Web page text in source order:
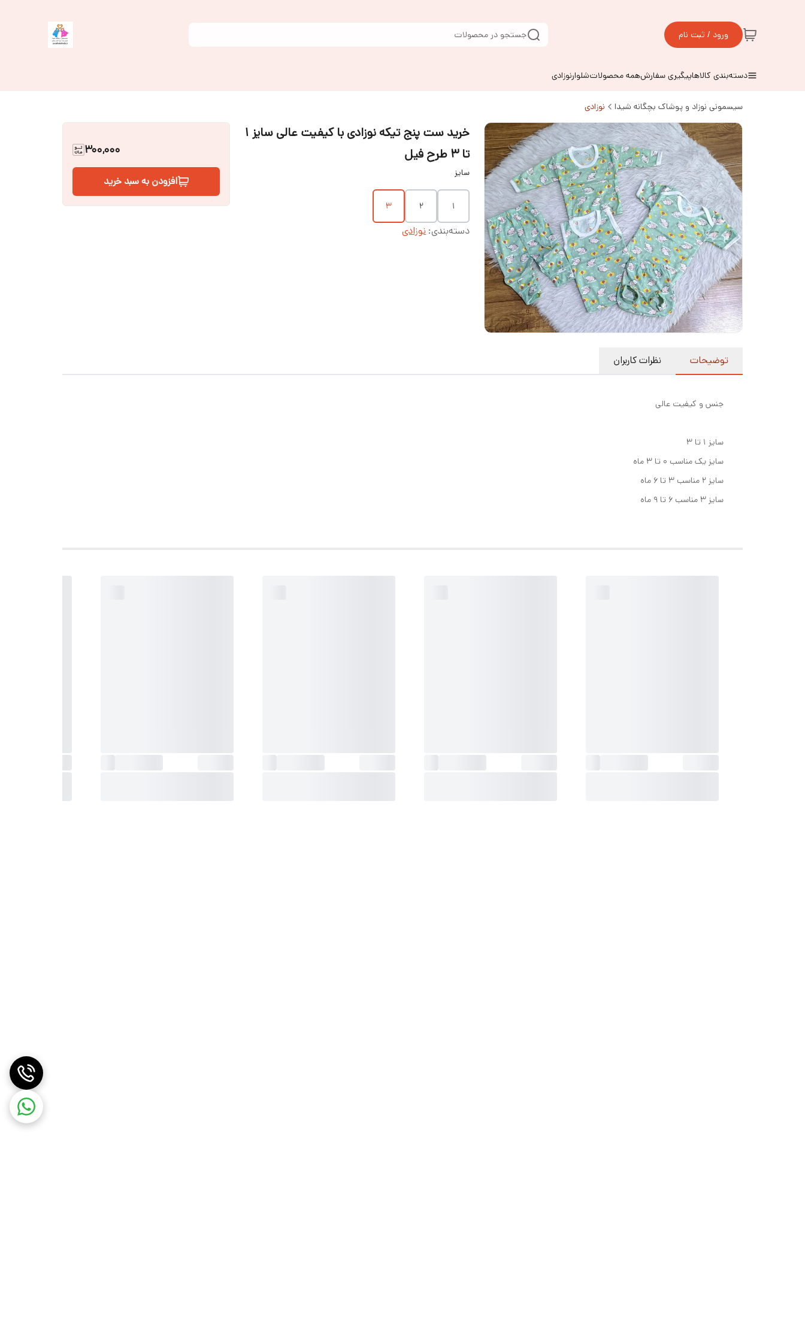
ورود / ثبت نام جستجو در محصولات
دسته‌بندی کالاهاپیگیری سفارشهمه محصولاتشلوارنوزادی
سیسمونی نوزاد و پوشاک بچگانه شیدا نوزادی
خرید ست پنج تیکه نوزادی با کیفیت عالی سایز ۱
تا ۳ طرح فیل
سایز
۱ ۲ ۳
دسته‌بندی:نوزادی
300,000
افزودن به سبد خرید
توضیحات نظرات کاربران
جنس و کیفیت عالی
سایز ۱ تا ۳
سایز یک مناسب ۰ تا ۳ ماه
سایز ۲ مناسب ۳ تا ۶ ماه
سایز ۳ مناسب ۶ تا ۹ ماه